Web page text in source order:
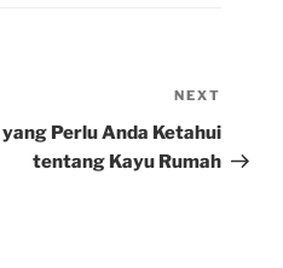
Post
NEXT
Perlu Anda Ketahui
tentang Kayu Rumah